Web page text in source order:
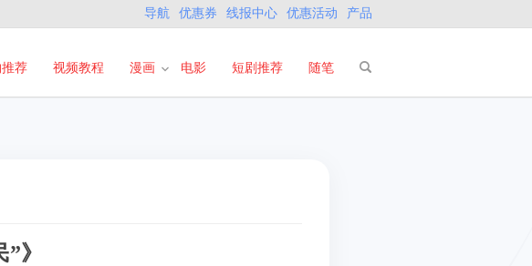
导航 优惠券 线报中心 优惠活动 产品
荐 视频教程 漫画 电影 短剧推荐 随笔
》